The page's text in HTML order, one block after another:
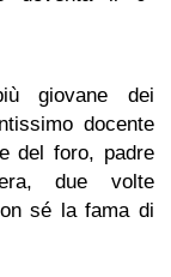
giovane dei
docente
del foro, padre
due volte
sé la fama di